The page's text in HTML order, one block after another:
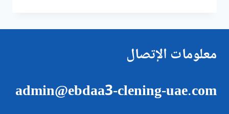
في
عجمان
|0547557544
معلومات الإتصال
admin@ebdaa3-clening-uae.com